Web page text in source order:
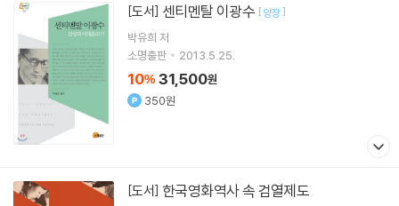
[도서] 센티멘탈 이광수 [양장]
박유희 저
소명출판
2013.5.25.
10% 31,500원
350원
[도서] 한국영화역사 속 검열제도